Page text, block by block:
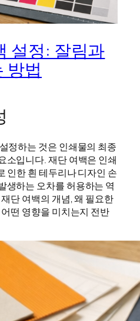
설정: 잘림과
방법
정하는 것은 인쇄물의 최종
소입니다. 재단 여백은 인쇄
인한 흰 테두리나 디자인 손
생하는 오차를 허용하는 역
단 여백의 개념, 왜 필요한
떤 영향을 미치는지 전반